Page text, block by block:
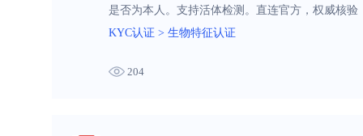
是否为本人。支持活体检测。直连官方，权威核验
KYC认证 > 生物特征认证
204